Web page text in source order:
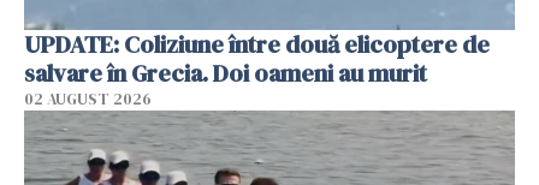
UPDATE: Coliziune între două elicoptere de
salvare în Grecia. Doi oameni au murit
02 AUGUST 2026